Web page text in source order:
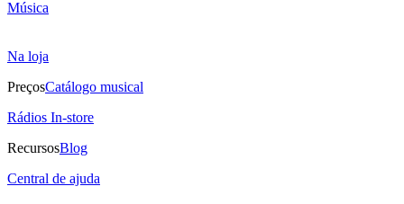
Música
Na loja
PreçosCatálogo musical
Rádios In-store
RecursosBlog
Central de ajuda